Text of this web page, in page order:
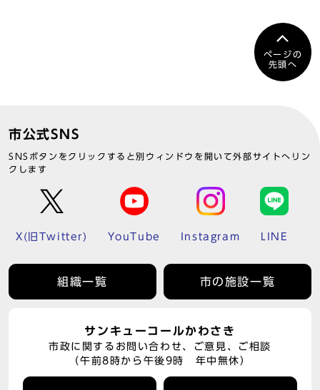
ページの
先頭へ
市公式SNS
SNSボタンをクリックすると別ウィンドウを開いて外部サイトへリン
クします
X(旧Twitter) YouTube Instagram LINE
組織一覧 市の施設一覧
サンキューコールかわさき
市政に関するお問い合わせ、ご意見、ご相談
（午前8時から午後9時 年中無休）